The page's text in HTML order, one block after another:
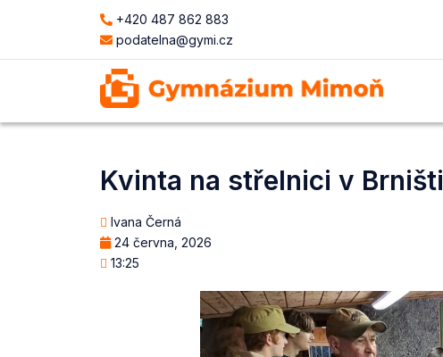
+420 487 862 883
podatelna@gymi.cz
Kvinta na střelnici v Brništi
Ivana Černá
24 června, 2026
13:25